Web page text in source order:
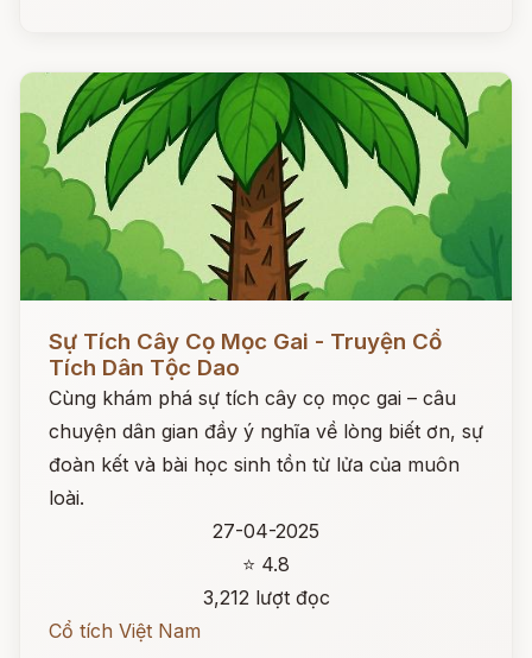
Sự Tích Cây Cọ Mọc Gai - Truyện Cổ
Tích Dân Tộc Dao
Cùng khám phá sự tích cây cọ mọc gai – câu
chuyện dân gian đầy ý nghĩa về lòng biết ơn, sự
đoàn kết và bài học sinh tồn từ lửa của muôn
loài.
27-04-2025
⭐ 4.8
3,212 lượt đọc
Cổ tích Việt Nam